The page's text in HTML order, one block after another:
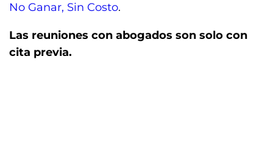
No Ganar, Sin Costo.
Las reuniones con abogados son solo con
cita previa.